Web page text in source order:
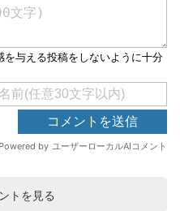
トを見る